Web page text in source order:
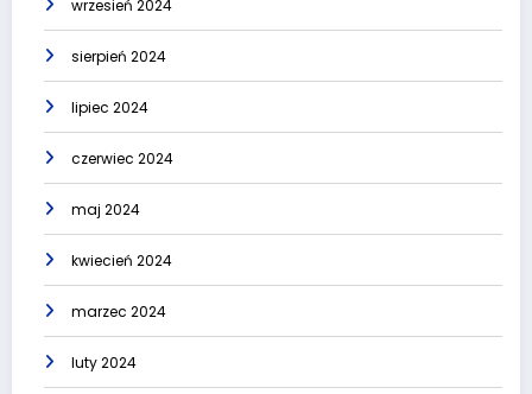
wrzesień 2024
sierpień 2024
lipiec 2024
czerwiec 2024
maj 2024
kwiecień 2024
marzec 2024
luty 2024